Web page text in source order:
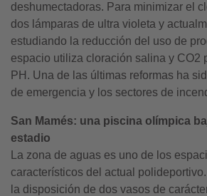
deshumectadoras. Para minimizar el
dos lámparas de ultra violeta y
estudiando la reducción del uso de
espacio utiliza cloración salina y CO2
PH. Una de las últimas reformas ha
de emergencia y los sectores de
San Mamés: una piscina olímpica
estadio
La zona de aguas es uno de los
característicos del actual
la disposición de dos vasos de